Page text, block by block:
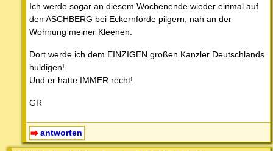
Ich werde sogar an diesem Wochenende wieder einmal auf
den ASCHBERG bei Eckernförde pilgern, nah an der
Wohnung meiner Kleenen.
Dort werde ich dem EINZIGEN großen Kanzler Deutschlands
huldigen!
Und er hatte IMMER recht!
GR
antworten